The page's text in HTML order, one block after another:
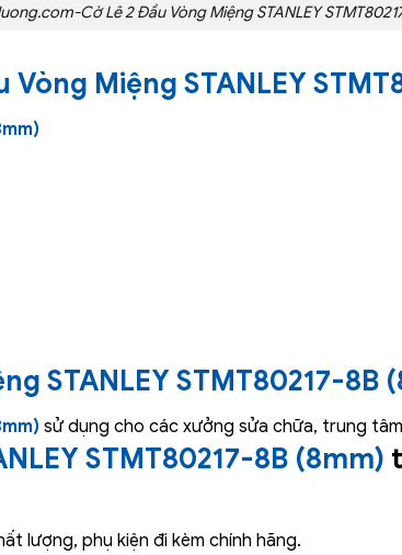
Cờ Lê 2 Đầu Vòng Miệng STANLEY
Vòng Miệng STANLEY
STANLEY STMT80217-8B
sử dụng cho các xưởng sửa chữa, trung
STMT80217-8B (8mm)
lượng, phụ kiện đi kèm chính hãng.